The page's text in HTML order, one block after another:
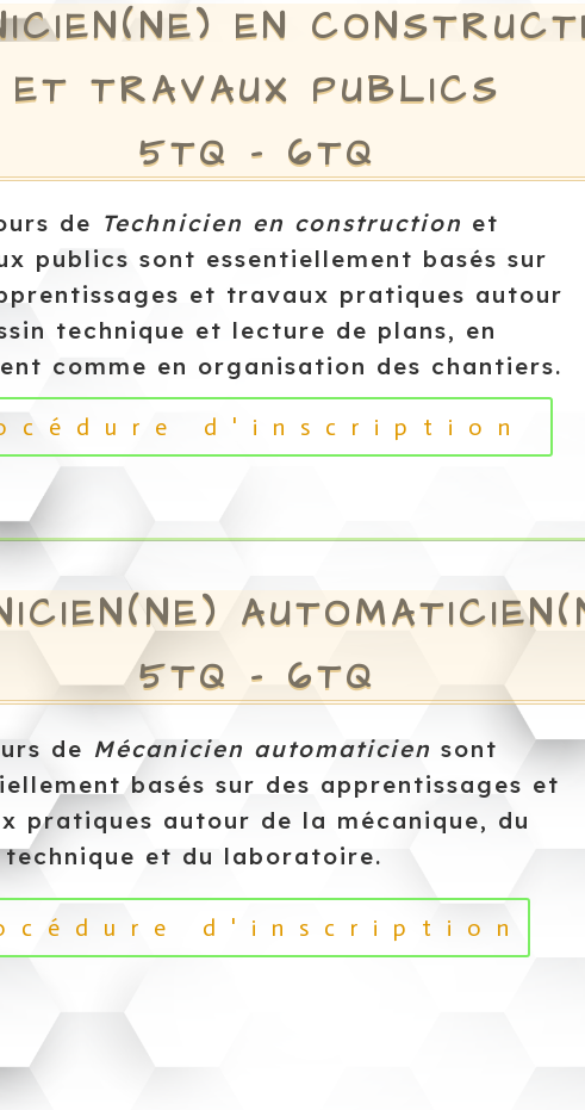
EN
ET TRAVAUX PUBLICS
5TQ – 6TQ
de Technicien en construction et
publics sont essentiellement basés sur
et travaux pratiques autour
technique et lecture de plans, en
comme en organisation des chantiers.
d'inscription
5TQ – 6TQ
de Mécanicien automaticien sont
basés sur des apprentissages et
pratiques autour de la mécanique, du
technique et du laboratoire.
d'inscription